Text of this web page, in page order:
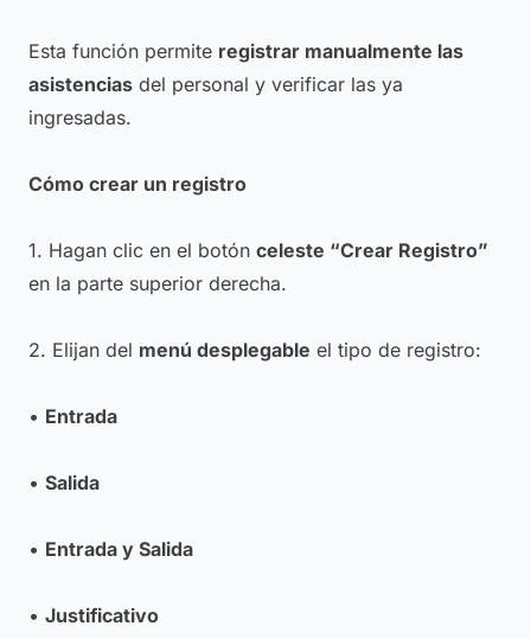
Esta función permite registrar manualmente las
asistencias del personal y verificar las ya
ingresadas.
Cómo crear un registro
1. Hagan clic en el botón celeste “Crear Registro”
en la parte superior derecha.
2. Elijan del menú desplegable el tipo de registro:
• Entrada
• Salida
• Entrada y Salida
• Justificativo